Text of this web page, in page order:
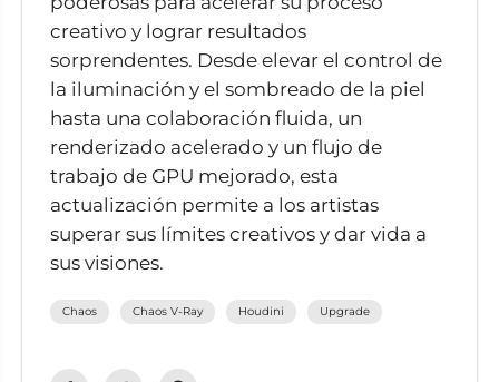
creativo y lograr resultados
sorprendentes. Desde elevar el control de
la iluminación y el sombreado de la piel
hasta una colaboración fluida, un
renderizado acelerado y un flujo de
trabajo de GPU mejorado, esta
actualización permite a los artistas
superar sus límites creativos y dar vida a
sus visiones.
Chaos Chaos V-Ray Houdini Upgrade